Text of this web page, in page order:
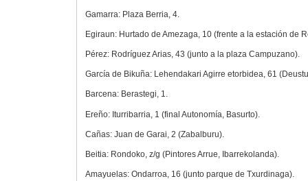
Gamarra: Plaza Berria, 4.
Egiraun: Hurtado de Amezaga, 10 (frente a la estación de
Pérez: Rodríguez Arias, 43 (junto a la plaza Campuzano).
García de Bikuña: Lehendakari Agirre etorbidea, 61
Barcena: Berastegi, 1.
Ereño: Iturribarria, 1 (final Autonomía, Basurto).
Cañas: Juan de Garai, 2 (Zabalburu).
Beitia: Rondoko, z/g (Pintores Arrue, Ibarrekolanda).
Amayuelas: Ondarroa, 16 (junto parque de Txurdinaga).